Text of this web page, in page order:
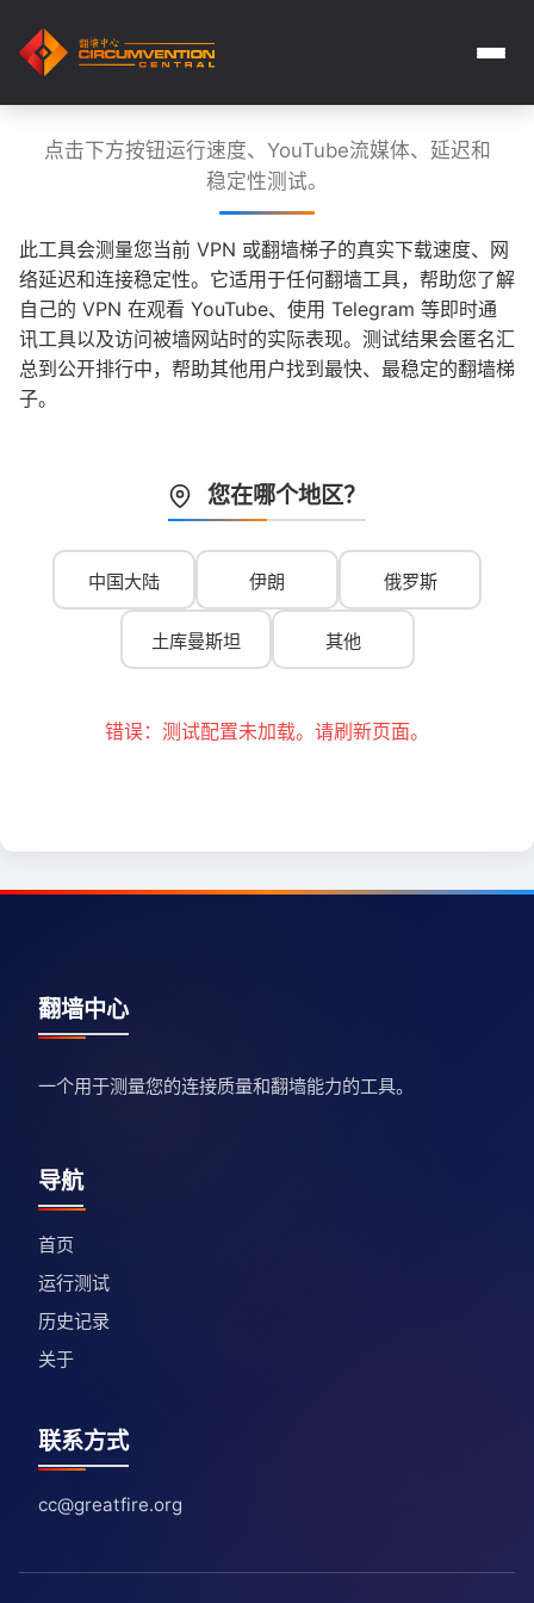
点击下方按钮运行速度、YouTube流媒体、延迟和
稳定性测试。
此工具会测量您当前 VPN 或翻墙梯子的真实下载速度、网
络延迟和连接稳定性。它适用于任何翻墙工具，帮助您了解
自己的 VPN 在观看 YouTube、使用 Telegram 等即时通
讯工具以及访问被墙网站时的实际表现。测试结果会匿名汇
总到公开排行中，帮助其他用户找到最快、最稳定的翻墙梯
子。
您在哪个地区？
中国大陆 伊朗 俄罗斯
土库曼斯坦 其他
错误：测试配置未加载。请刷新页面。
翻墙中心
一个用于测量您的连接质量和翻墙能力的工具。
导航
首页
运行测试
历史记录
关于
联系方式
cc@greatfire.org